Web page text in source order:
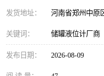
发货地址： 河南省郑州中原
关键词： 储罐液位计厂商
发布日期： 2026-08-09